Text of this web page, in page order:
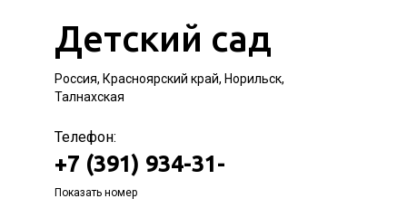
Детский сад
Россия, Красноярский край, Норильск,
Талнахская
Телефон:
+7 (391) 934-31-
Показать номер